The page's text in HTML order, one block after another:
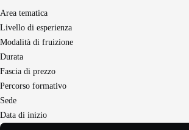
Area tematica
Livello di esperienza
Modalità di fruizione
Durata
Fascia di prezzo
Percorso formativo
Sede
Data di inizio
Seguici sui social
Master e corsi per profilo
Business e Comunicazione
Chi siamo
Documenti e trasparenza